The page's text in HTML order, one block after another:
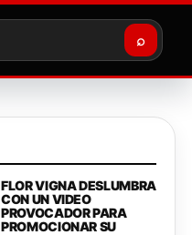
⌕
FLOR VIGNA DESLUMBRA
CON UN VIDEO
PROVOCADOR PARA
PROMOCIONAR SU